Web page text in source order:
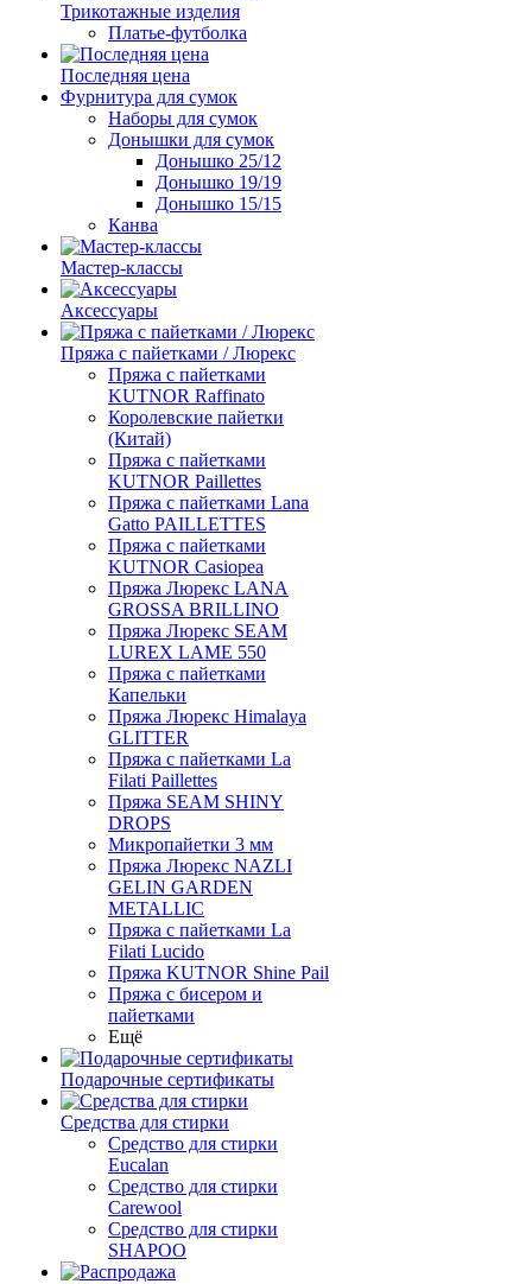
Трикотажные изделия
Платье-футболка
Последняя цена
Фурнитура для сумок
Наборы для сумок
Донышки для сумок
Донышко 25/12
Донышко 19/19
Донышко 15/15
Канва
Мастер-классы
Аксессуары
Пряжа с пайетками / Люрекс
Пряжа с пайетками
KUTNOR Raffinato
Королевские пайетки
(Китай)
Пряжа с пайетками
KUTNOR Paillettes
Пряжа с пайетками Lana
Gatto PAILLETTES
Пряжа с пайетками
KUTNOR Casiopea
Пряжа Люрекс LANA
GROSSA BRILLINO
Пряжа Люрекс SEAM
LUREX LAME 550
Пряжа с пайетками
Капельки
Пряжа Люрекс Himalaya
GLITTER
Пряжа с пайетками La
Filati Paillettes
Пряжа SEAM SHINY
DROPS
Микропайетки 3 мм
Пряжа Люрекс NAZLI
GELIN GARDEN
METALLIC
Пряжа с пайетками La
Filati Lucido
Пряжа KUTNOR Shine Pail
Пряжа с бисером и
пайетками
Ещё
Подарочные сертификаты
Средства для стирки
Средство для стирки
Eucalan
Средство для стирки
Carewool
Средство для стирки
SHAPOO